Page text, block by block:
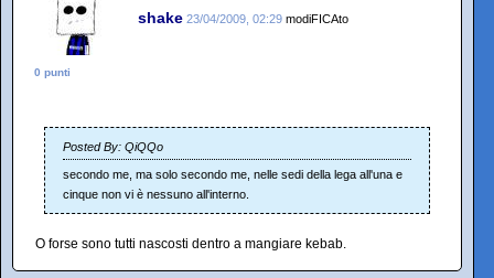
shake 23/04/2009, 02:29 modiFICAto
0 punti
Posted By: QiQQo
secondo me, ma solo secondo me, nelle sedi della lega all'una e
cinque non vi è nessuno all'interno.
O forse sono tutti nascosti dentro a mangiare kebab.